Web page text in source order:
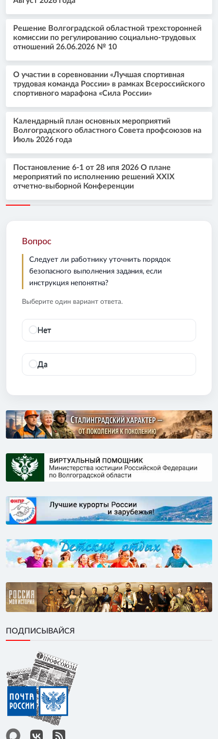
Решение Волгоградской областной трехсторонней
комиссии по регулированию социально-трудовых
отношений 26.06.2026 № 10
О участии в соревновании «Лучшая спортивная
трудовая команда России» в рамках Всероссийского
спортивного марафона «Сила России»
Календарный план основных мероприятий
Волгоградского областного Совета профсоюзов на
Июль 2026 года
Постановление 6-1 от 28 ипя 2026 О плане
мероприятий по исполнению решений XXIX
отчетно-выборной Конференции
Вопрос
Следует ли работнику уточнить порядок
безопасного выполнения задания, если
инструкция непонятна?
Выберите один вариант ответа.
Нет
Да
ПОДПИСЫВАЙСЯ